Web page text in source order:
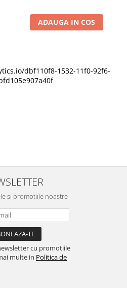
ADAUGA IN COS
dbf110f8-1532-11f0-92f6-
si promotiile noastre
cu promotiile
multe in Politica de